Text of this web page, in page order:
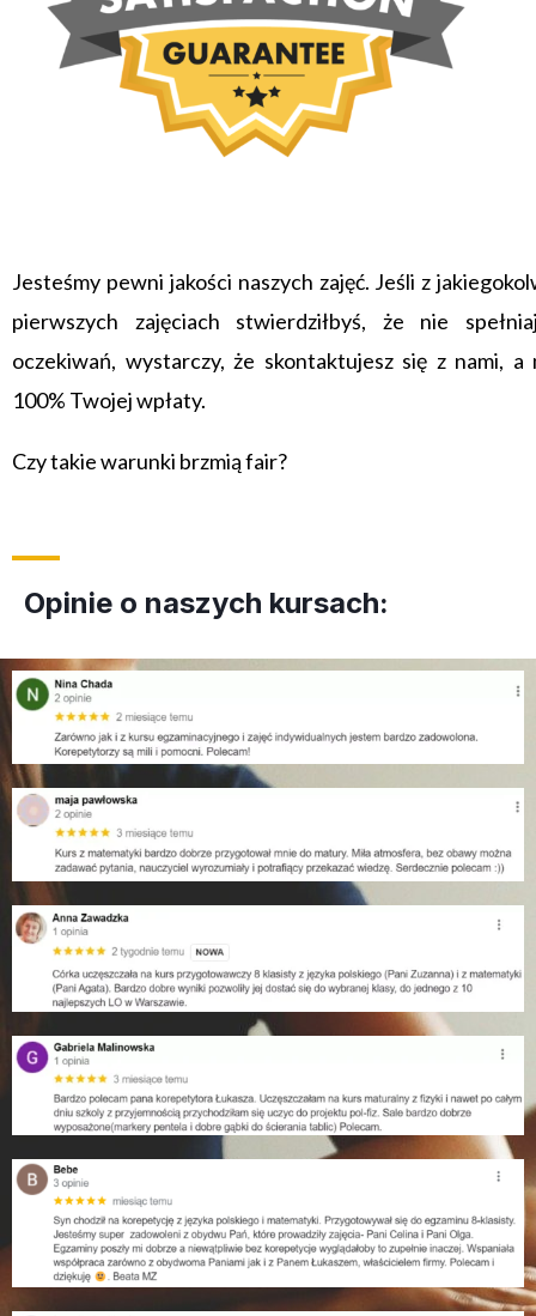
Jesteśmy pewni jakości naszych zajęć. Jeśli z
pierwszych zajęciach stwierdziłbyś, że nie
oczekiwań, wystarczy, że skontaktujesz się z nami, a
100% Twojej wpłaty.
Czy takie warunki brzmią fair?
Opinie o naszych kursach: